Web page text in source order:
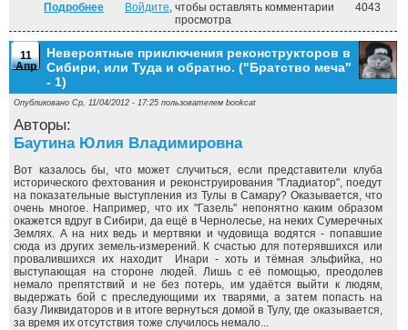
Подробнее о Принцип вмешательства. ("Братство меча" - 3)
Войдите, чтобы оставлять комментарии
4043
просмотра
11
Апр
Невероятные приключения реконструкторов в
Сибири, или Туда и обратно. ("Братство меча"
- 1)
Опубликовано Ср, 11/04/2012 - 17:25 пользователем bookcat
Авторы:
Баутина Юлия Владимировна
Вот казалось бы, что может случиться, если представители клуба
исторического фехтования и реконструирования "Гладиатор", поедут
на показательные выступления из Тулы в Самару? Оказывается, что
очень многое. Например, что их "Газель" непонятно каким образом
окажется вдруг в Сибири, да ещё в Чернолесье, на неких Сумеречных
Землях. А на них ведь и мертвяки и чудовища водятся - попавшие
сюда из других земель-измерений. К счастью для потерявшихся или
провалившихся их находит Инари - хоть и тёмная эльфийка, но
выступающая на стороне людей. Лишь с её помощью, преодолев
немало препятствий и не без потерь, им удаётся выйти к людям,
выдержать бой с преследующими их тварями, а затем попасть на
базу Ликвидаторов и в итоге вернуться домой в Тулу, где оказывается,
за время их отсутствия тоже случилось немало...